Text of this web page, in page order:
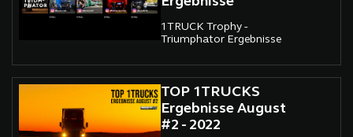
1TRUCK Trophy -
Triumphator Ergebnisse
TOP 1TRUCKS
Ergebnisse August
#2 - 2022